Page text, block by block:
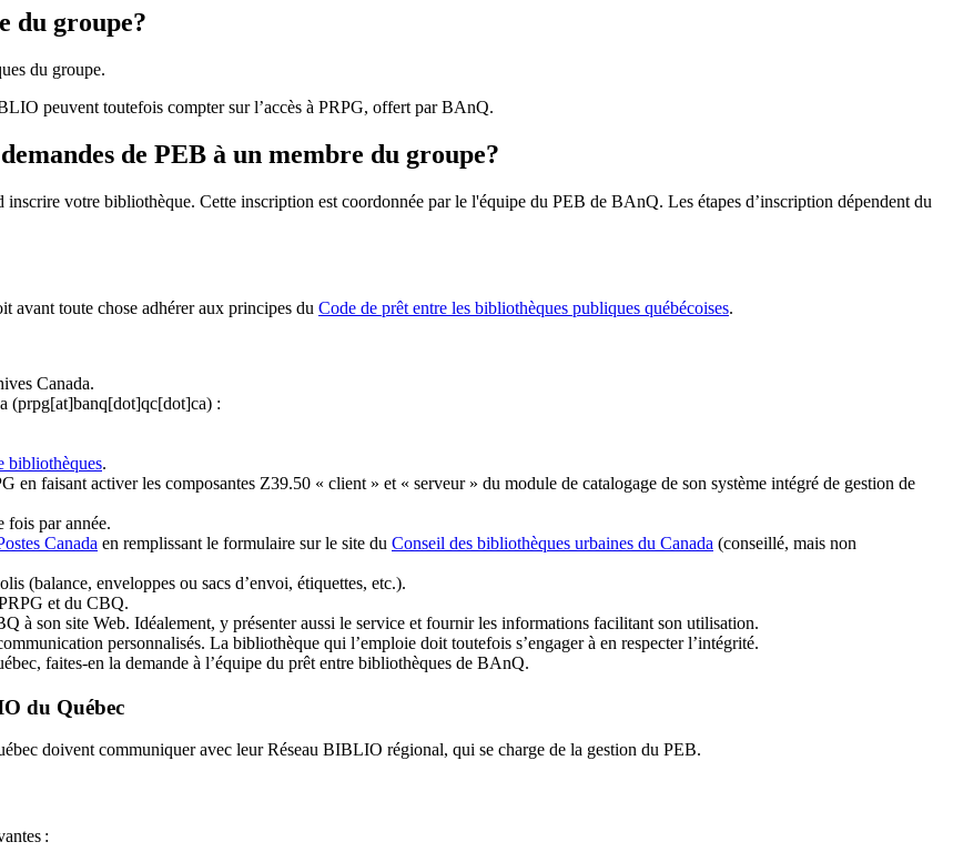
du groupe?
du groupe.
peuvent toutefois compter sur l’accès à PRPG, offert par BAnQ.
de PEB à un membre du groupe?
votre bibliothèque. Cette inscription est coordonnée par le l'équipe du PEB de BAnQ. Les étapes d’inscription dépendent du
avant toute chose adhérer aux principes du Code de prêt entre les bibliothèques publiques québécoises.
Canada.
(prpg[at]banq[dot]qc[dot]ca) :
bibliothèques.
en faisant activer les composantes Z39.50 « client » et « serveur » du module de catalogage de son système intégré de gestion de
fois par année.
Canada en remplissant le formulaire sur le site du Conseil des bibliothèques urbaines du Canada (conseillé, mais non
(balance, enveloppes ou sacs d’envoi, étiquettes, etc.).
et du CBQ.
à son site Web. Idéalement, y présenter aussi le service et fournir les informations facilitant son utilisation.
personnalisés. La bibliothèque qui l’emploie doit toutefois s’engager à en respecter l’intégrité.
faites-en la demande à l’équipe du prêt entre bibliothèques de BAnQ.
du Québec
doivent communiquer avec leur Réseau BIBLIO régional, qui se charge de la gestion du PEB.
: